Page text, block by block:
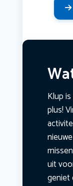
Klup
plus!
uit
geniet